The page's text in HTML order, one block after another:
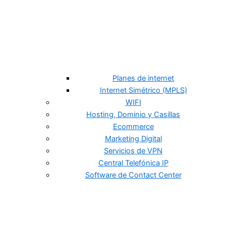
Planes de internet
Internet Simétrico (MPLS)
WIFI
Hosting, Dominio y Casillas
Ecommerce
Marketing Digital
Servicios de VPN
Central Telefónica IP
Software de Contact Center